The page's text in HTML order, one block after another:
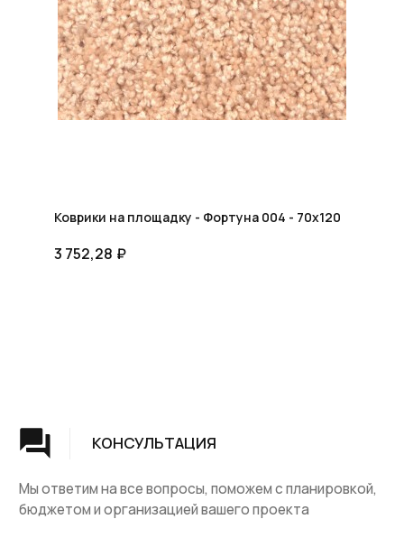
Коврики на площадку - Фортуна 004 - 70x120
3 752,28 ₽
Опытные специалисты помогут Вам с дизайном
проекта, подберут нужные материалы и крепежи
УСТАНОВКА
Мы предоставляем полную установку и сборку
Вопросы и ответы
Наши работы
Скидки и акции
На металокаркасе
Мебель
Лестницы на заказ
ДПК, термодревесина